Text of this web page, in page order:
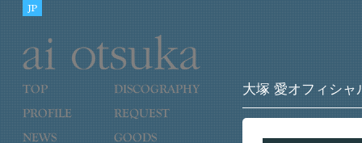
大塚 愛オフィシャ